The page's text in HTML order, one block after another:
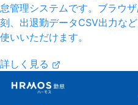
怠管理システムです。ブラウ
刻、出退勤データCSV出力な
使いいただけます。
詳しく見る